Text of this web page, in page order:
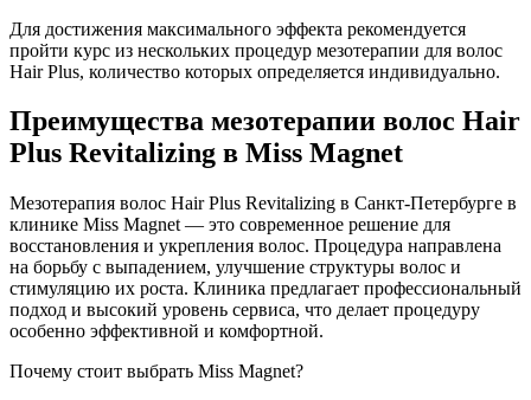
Для достижения максимального эффекта рекомендуется
пройти курс из нескольких процедур мезотерапии для волос
Hair Plus, количество которых определяется индивидуально.
Преимущества мезотерапии волос Hair
Plus Revitalizing в Miss Magnet
Мезотерапия волос Hair Plus Revitalizing в Санкт-Петербурге в
клинике Miss Magnet — это современное решение для
восстановления и укрепления волос. Процедура направлена
на борьбу с выпадением, улучшение структуры волос и
стимуляцию их роста. Клиника предлагает профессиональный
подход и высокий уровень сервиса, что делает процедуру
особенно эффективной и комфортной.
Почему стоит выбрать Miss Magnet?